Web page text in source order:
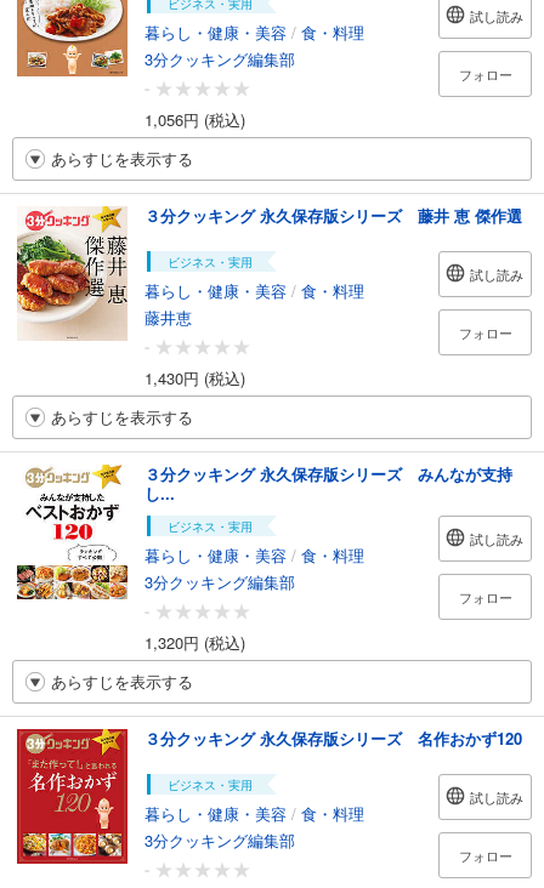
ビジネス・実用
暮らし・健康・美容 / 食・料理
3分クッキング編集部
-
1,056円 (税込)
試し読み
フォロー
あらすじを表示する
３分クッキング 永久保存版シリーズ 藤井 恵 傑作選
ビジネス・実用
暮らし・健康・美容 / 食・料理
藤井恵
-
1,430円 (税込)
試し読み
フォロー
あらすじを表示する
３分クッキング 永久保存版シリーズ みんなが支持
し...
ビジネス・実用
暮らし・健康・美容 / 食・料理
3分クッキング編集部
-
1,320円 (税込)
試し読み
フォロー
あらすじを表示する
３分クッキング 永久保存版シリーズ 名作おかず120
ビジネス・実用
暮らし・健康・美容 / 食・料理
3分クッキング編集部
-
試し読み
フォロー